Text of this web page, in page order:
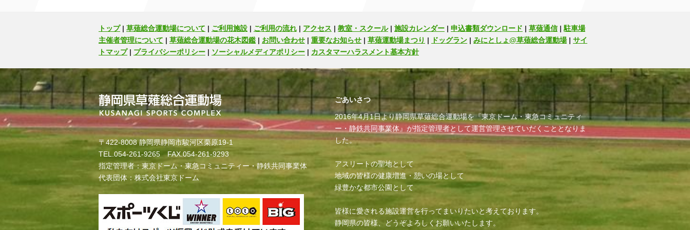
トップ| 草薙総合運動場について | ご利用施設 | ご利用の流れ | アクセス | 教室・スクール| 施設カレンダー | 申込書類ダウンロード | 草薙通信| 駐車場
主催者管理について | 草薙総合運動場の花木図鑑 | お問い合わせ | 重要なお知らせ | 草薙運動場まつり | ドッグラン | みにとしょ@草薙総合運動場| サイ
トマップ| プライバシーポリシー | ソーシャルメディアポリシー | カスタマーハラスメント基本方針
〒422-8008 静岡県静岡市駿河区栗原19-1
TEL.054-261-9265 FAX.054-261-9293
指定管理者：東京ドーム・東急コミュニティー・静鉄共同事業体
代表団体：株式会社東京ドーム
ごあいさつ
2016年4月1日より静岡県草薙総合運動場を『東京ドーム・東急コミュニティ
ー・静鉄共同事業体』が指定管理者として運営管理させていだくこととなりま
した。
アスリートの聖地として
地域の皆様の健康増進・憩いの場として
緑豊かな都市公園として
皆様に愛される施設運営を行ってまいりたいと考えております。
静岡県の皆様、どうぞよろしくお願いいたします。